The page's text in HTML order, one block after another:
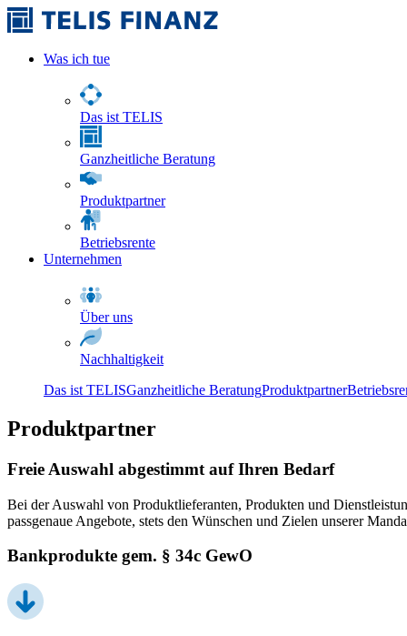
Was ich tue
Das ist TELIS
Ganzheitliche Beratung
Produktpartner
Betriebsrente
Unternehmen
Über uns
Nachhaltigkeit
Das ist TELISGanzheitliche BeratungProduktpartner
Produktpartner
Freie Auswahl abgestimmt auf Ihren Bedarf
Bei der Auswahl von Produktlieferanten, Produkten und
passgenaue Angebote, stets den Wünschen und Zielen unserer
Bankprodukte gem. § 34c GewO